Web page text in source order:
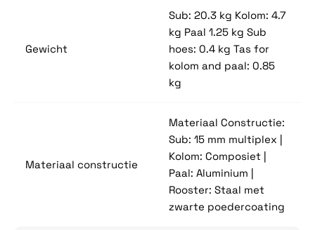
Gewicht
Sub: 20.3 kg Kolom: 4.7
kg Paal 1.25 kg Sub
hoes: 0.4 kg Tas for
kolom and paal: 0.85
kg
Materiaal constructie
Materiaal Constructie:
Sub: 15 mm multiplex |
Kolom: Composiet |
Paal: Aluminium |
Rooster: Staal met
zwarte poedercoating